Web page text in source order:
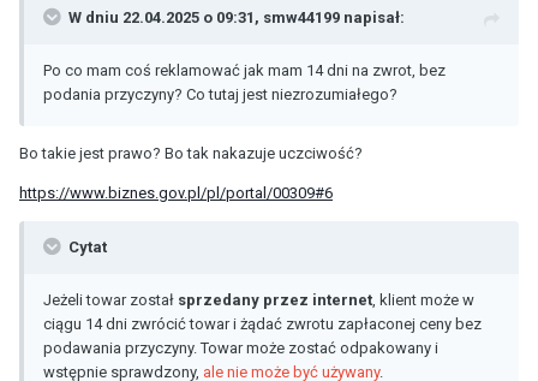
W dniu 22.04.2025 o 09:31, smw44199 napisał:
Po co mam coś reklamować jak mam 14 dni na zwrot, bez
podania przyczyny? Co tutaj jest niezrozumiałego?
Bo takie jest prawo? Bo tak nakazuje uczciwość?
https://www.biznes.gov.pl/pl/portal/00309#6
Cytat
Jeżeli towar został sprzedany przez internet, klient może w
ciągu 14 dni zwrócić towar i żądać zwrotu zapłaconej ceny bez
podawania przyczyny. Towar może zostać odpakowany i
wstępnie sprawdzony, ale nie może być używany.